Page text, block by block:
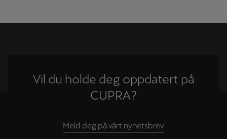
Vil du holde deg oppdatert på
CUPRA?
Meld deg på vårt nyhetsbrev